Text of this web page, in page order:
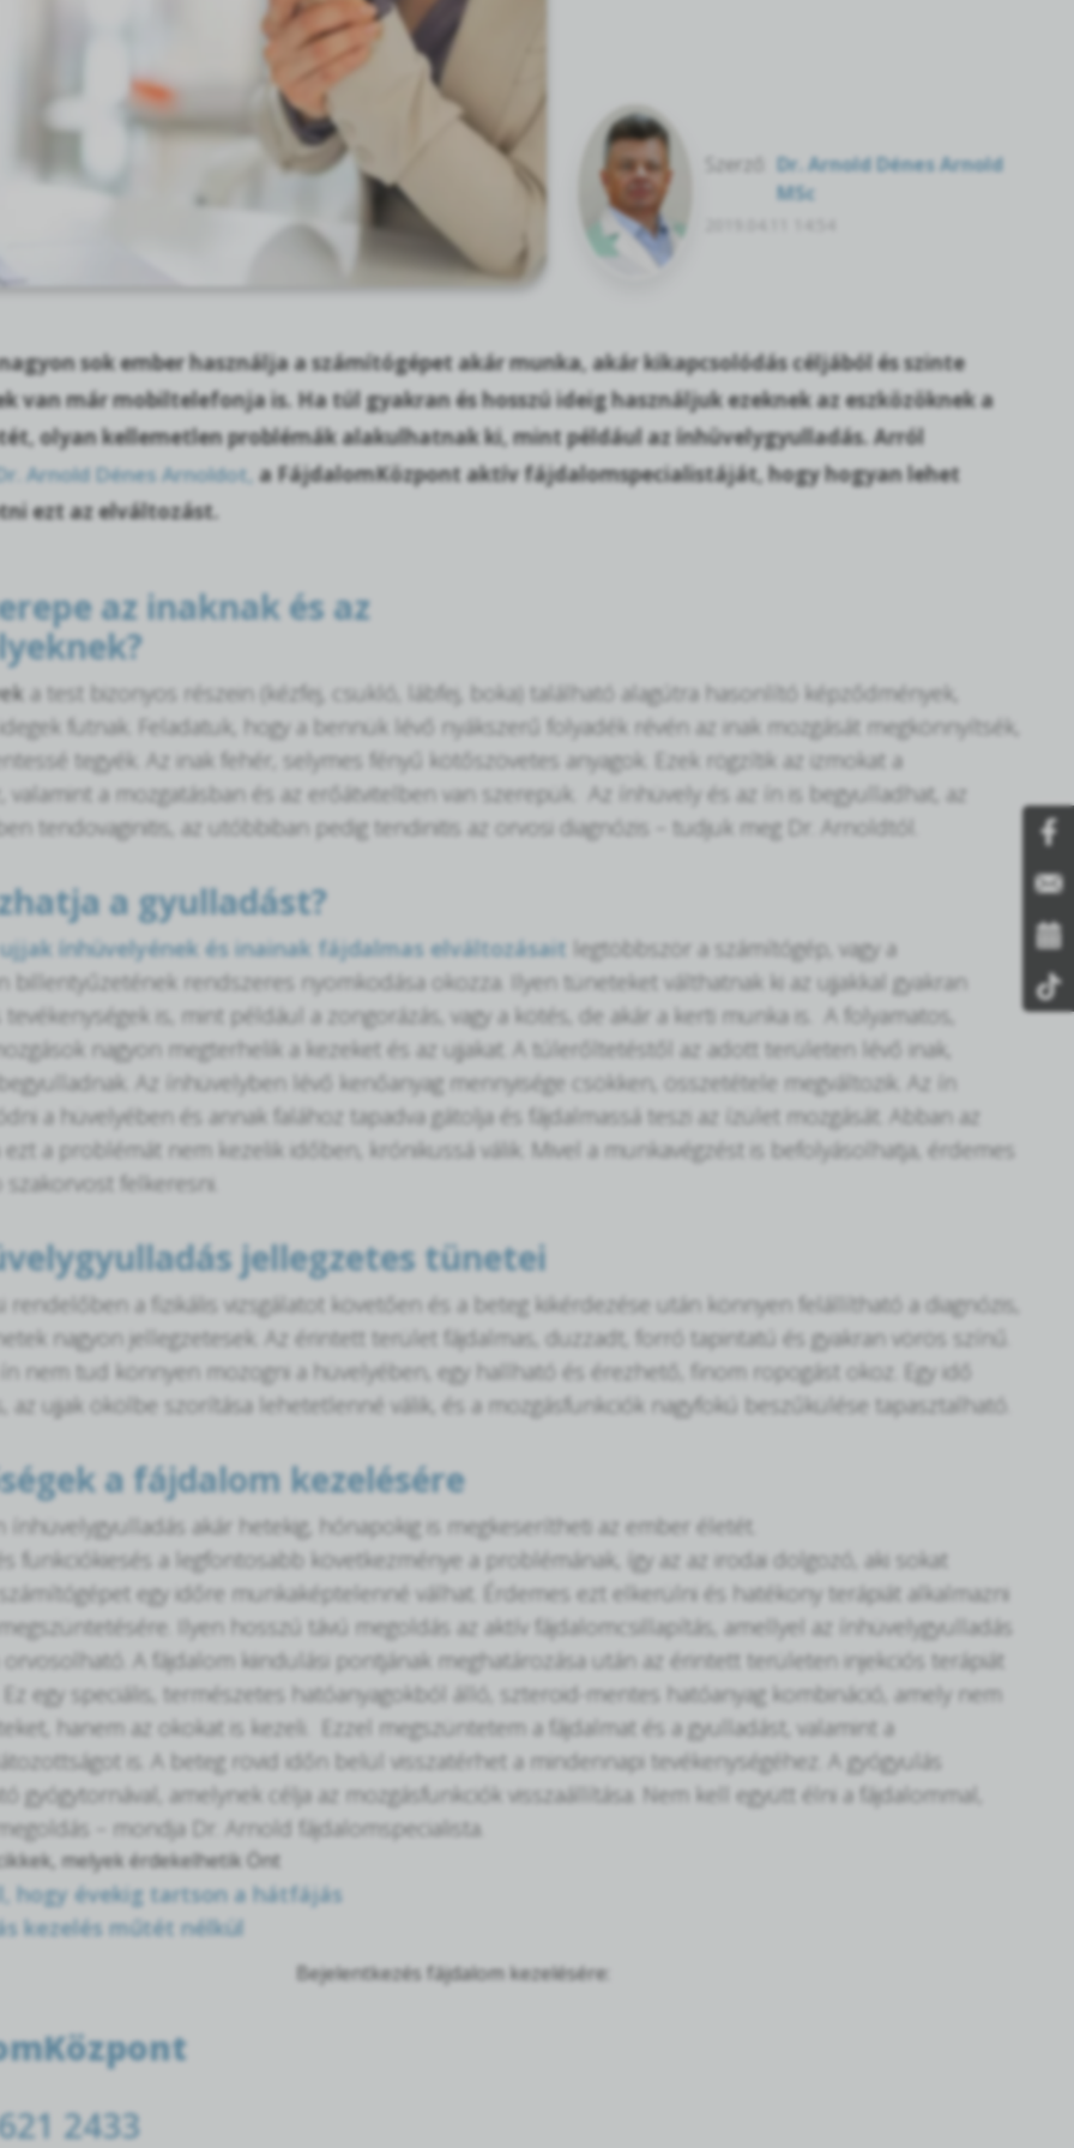
Szerző:
Dr. Arnold Dénes Arnold
MSc
sok ember használja a számítógépet akár munka, akár kikapcsolódás céljából és szinte
van már mobiltelefonja is. Ha túl gyakran és hosszú ideig használjuk ezeknek az eszközöknek a
olyan kellemetlen problémák alakulhatnak ki, mint például az ínhüvelygyulladás. Arról
Arnold Dénes Arnoldot, a FájdalomKözpont aktív fájdalomspecialistáját, hogy hogyan lehet
ezt az elváltozást.
az inaknak és az
a test bizonyos részein (kézfej, csukló, lábfej, boka) található alagútra hasonlító képződmények,
futnak. Feladatuk, hogy a bennük lévő nyákszerű folyadék révén az inak mozgását megkönnyítsék,
tegyék. Az inak fehér, selymes fényű kötőszövetes anyagok. Ezek rögzítik az izmokat a
valamint a mozgatásban és az erőátvitelben van szerepük. Az ínhüvely és az ín is begyulladhat, az
tendovaginitis, az utóbbiban pedig tendinitis az orvosi diagnózis – tudjuk meg Dr. Arnoldtól.
a gyulladást?
ujjak ínhüvelyének és inainak fájdalmas elváltozásait legtöbbször a számítógép, vagy a
billentyűzetének rendszeres nyomkodása okozza. Ilyen tüneteket válthatnak ki az ujjakkal gyakran
is, mint például a zongorázás, vagy a kötés, de akár a kerti munka is. A folyamatos,
nagyon megterhelik a kezeket és az ujjakat. A túlerőltetéstől az adott területen lévő inak,
Az ínhüvelyben lévő kenőanyag mennyisége csökken, összetétele megváltozik. Az ín
a hüvelyében és annak falához tapadva gátolja és fájdalmassá teszi az ízület mozgását. Abban az
a problémát nem kezelik időben, krónikussá válik. Mivel a munkavégzést is befolyásolhatja, érdemes
felkeresni.
jellegzetes tünetei
rendelőben a fizikális vizsgálatot követően és a beteg kikérdezése után könnyen felállítható a diagnózis,
nagyon jellegzetesek. Az érintett terület fájdalmas, duzzadt, forró tapintatú és gyakran vörös színű.
nem tud könnyen mozogni a hüvelyében, egy hallható és érezhető, finom ropogást okoz. Egy idő
az ujjak ökölbe szorítása lehetetlenné válik, és a mozgásfunkciók nagyfokú beszűkülése tapasztalható.
a fájdalom kezelésére
ínhüvelygyulladás akár hetekig, hónapokig is megkeserítheti az ember életét.
funkciókiesés a legfontosabb következménye a problémának, így az az irodai dolgozó, aki sokat
egy időre munkaképtelenné válhat. Érdemes ezt elkerülni és hatékony terápiát alkalmazni
Ilyen hosszú távú megoldás az aktív fájdalomcsillapítás, amellyel az ínhüvelygyulladás
A fájdalom kiindulási pontjának meghatározása után az érintett területen injekciós terápiát
egy speciális, természetes hatóanyagokból álló, szteroid-mentes hatóanyag kombináció, amely nem
hanem az okokat is kezeli. Ezzel megszüntetem a fájdalmat és a gyulladást, valamint a
is. A beteg rövid időn belül visszatérhet a mindennapi tevékenységéhez. A gyógyulás
gyógytornával, amelynek célja az mozgásfunkciók visszaállítása. Nem kell együtt élni a fájdalommal,
– mondja Dr. Arnold fájdalomspecialista.
melyek érdekelhetik Önt
hogy évekig tartson a hátfájás
kezelés műtét nélkül
Bejelentkezés fájdalom kezelésére:
2433